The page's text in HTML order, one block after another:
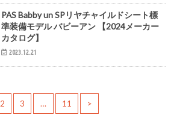
PAS Babby un SPリヤチャイルドシート標
準装備モデル バビーアン 【2024メーカー
カタログ】
2023.12.21
2 3 … 11 >